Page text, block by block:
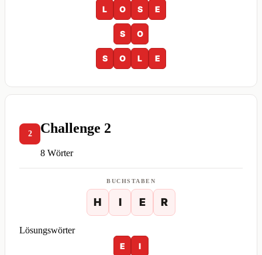
L O S E
S O
S O L E
2 Challenge 2
8 Wörter
BUCHSTABEN
H I E R
Lösungswörter
E
I